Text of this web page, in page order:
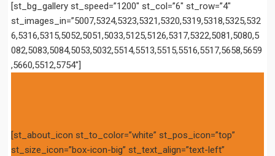
[st_bg_gallery st_speed=”1200″ st_col=”6″ st_row=”4″
st_images_in=”5007,5324,5323,5321,5320,5319,5318,5325,532
6,5316,5315,5052,5051,5033,5125,5126,5317,5322,5081,5080,5
082,5083,5084,5053,5032,5514,5513,5515,5516,5517,5658,5659
,5660,5512,5754″]
[st_about_icon st_to_color=”white” st_pos_icon=”top”
st_size_icon=”box-icon-big” st_text_align=”text-left”